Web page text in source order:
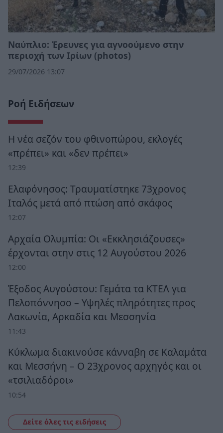
Ναύπλιο: Έρευνες για αγνοούμενο στην
περιοχή των Ιρίων (photos)
29/07/2026 13:07
Ροή Ειδήσεων
Η νέα σεζόν του φθινοπώρου, εκλογές
«πρέπει» και «δεν πρέπει»
12:39
Ελαφόνησος: Τραυματίστηκε 73χρονος
Ιταλός μετά από πτώση από σκάφος
12:07
Αρχαία Ολυμπία: Οι «Εκκλησιάζουσες»
έρχονται στην στις 12 Αυγούστου 2026
12:00
Έξοδος Αυγούστου: Γεμάτα τα ΚΤΕΛ για
Πελοπόννησο – Υψηλές πληρότητες προς
Λακωνία, Αρκαδία και Μεσσηνία
11:43
Κύκλωμα διακινούσε κάνναβη σε Καλαμάτα
και Μεσσήνη – Ο 23χρονος αρχηγός και οι
«τσιλιαδόροι»
10:54
Δείτε όλες τις ειδήσεις